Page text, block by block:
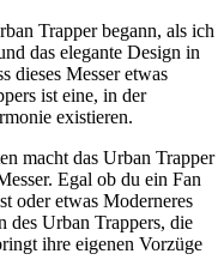
Trapper begann, als ich
das elegante Design in
dieses Messer etwas
ist eine, in der
existieren.
macht das Urban Trapper
Egal ob du ein Fan
oder etwas Moderneres
des Urban Trappers, die
ihre eigenen Vorzüge